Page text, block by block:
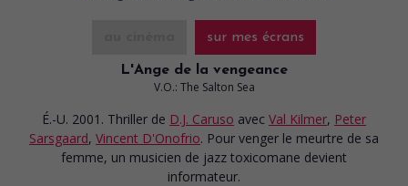
sur mes écrans
L'Ange de la vengeance
V.O.: The Salton Sea
É.-U. 2001. Thriller de D.J. Caruso avec Val Kilmer, Peter
Sarsgaard, Vincent D'Onofrio. Pour venger le meurtre de sa
femme, un musicien de jazz toxicomane devient
informateur.